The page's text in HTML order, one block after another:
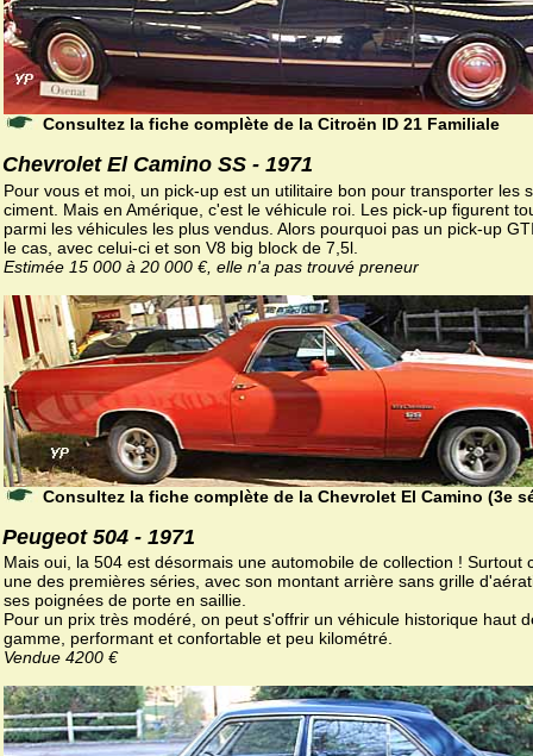
Consultez la fiche complète de la Citroën ID 21 Familiale
Chevrolet El Camino SS - 1971
Pour vous et moi, un pick-up est un utilitaire bon pour transporter les
ciment. Mais en Amérique, c'est le véhicule roi. Les pick-up figurent
parmi les véhicules les plus vendus. Alors pourquoi pas un pick-up
le cas, avec celui-ci et son V8 big block de 7,5l.
Estimée 15 000 à 20 000 €, elle n'a pas trouvé preneur
Consultez la fiche complète de la Chevrolet El Camino (3e
Peugeot 504 - 1971
Mais oui, la 504 est désormais une automobile de collection ! Surtout
une des premières séries, avec son montant arrière sans grille
ses poignées de porte en saillie.
Pour un prix très modéré, on peut s'offrir un véhicule historique haut
gamme, performant et confortable et peu kilométré.
Vendue 4200 €